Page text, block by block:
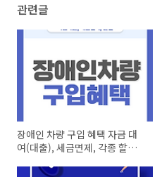
관련글
장애인 차량 구입 혜택 자금 대
여(대출), 세금면제, 각종 할인